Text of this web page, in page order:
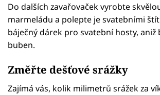
Do dalších zavařovaček vyrobte
marmeládu a polepte je svatebními
báječný dárek pro svatební hosty, aniž
buben.
Změřte dešťové srážky
Zajímá vás, kolik milimetrů srážek za